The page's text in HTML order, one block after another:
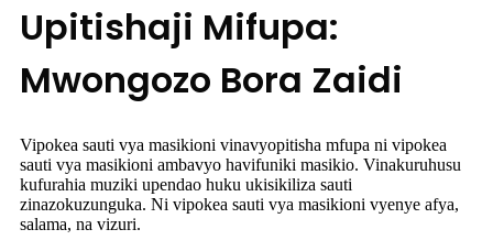
Upitishaji Mifupa:
Mwongozo Bora Zaidi
Vipokea sauti vya masikioni vinavyopitisha mfupa ni vipokea
sauti vya masikioni ambavyo havifuniki masikio. Vinakuruhusu
kufurahia muziki upendao huku ukisikiliza sauti
zinazokuzunguka. Ni vipokea sauti vya masikioni vyenye afya,
salama, na vizuri.